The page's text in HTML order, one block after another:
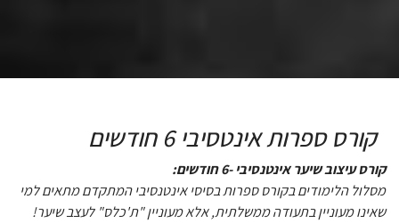
קורס ספרות אינטסיבי 6 חודשים
קורס עיצוב שיער אינטנסיבי -6 חודשים:
מסלול הלימודים בקורס ספרות בסיסי אינטנסיבי המתקדם מתאים למי
שאינו מעוניין בתעודה ממשלתית, אלא מעוניין "ת'כלס" לעצב שיער!